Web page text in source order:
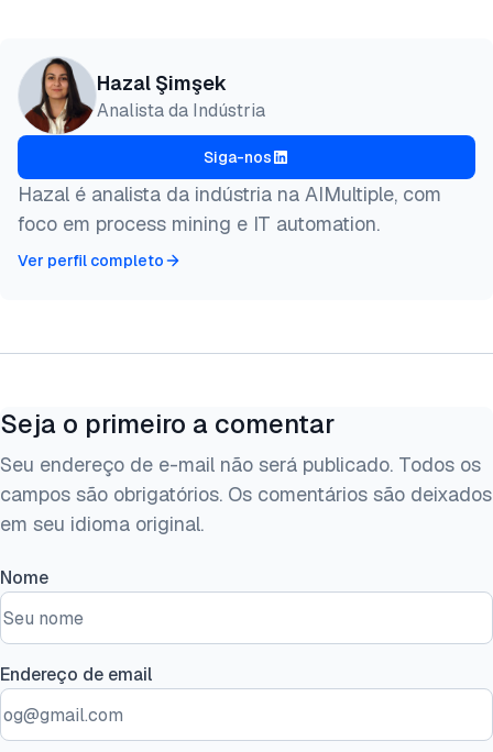
Hazal Şimşek
Analista da Indústria
Siga-nos
Hazal é analista da indústria na AIMultiple, com
foco em process mining e IT automation.
Ver perfil completo
Seja o primeiro a comentar
Seu endereço de e-mail não será publicado. Todos os
campos são obrigatórios. Os comentários são deixados
em seu idioma original.
Nome
Endereço de email